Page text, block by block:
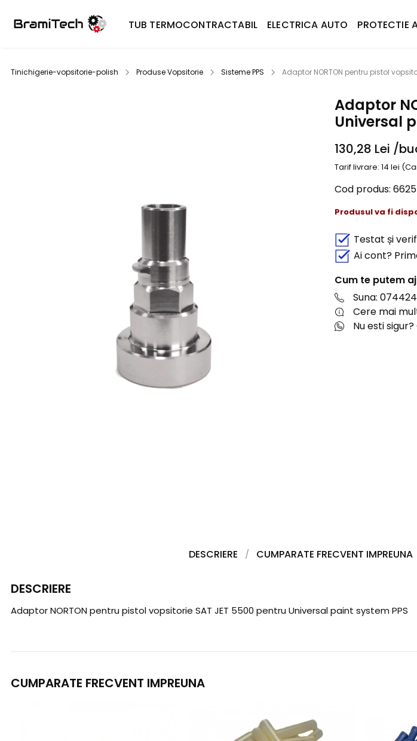
TUB TERMOCONTRACTABIL ELECTRICA AUTO PROTECTIE
Tinichigerie-vopsitorie-polish Produse Vopsitorie Sisteme PPS Adaptor NORTON pentru pistol
Adaptor
Universal
130,28 Lei /
Tarif livrare: 14 lei
Cod produs:
Produsul va fi
Testat și
Ai cont?
Cum te putem
Suna:
Cere mai
Nu esti
DESCRIERE CUMPARATE FRECVENT IMPREUNA
DESCRIERE
Adaptor NORTON pentru pistol vopsitorie SAT JET 5500 pentru Universal paint system PPS
CUMPARATE FRECVENT IMPREUNA